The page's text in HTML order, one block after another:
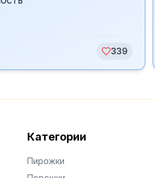
339
Категории
Пирожки